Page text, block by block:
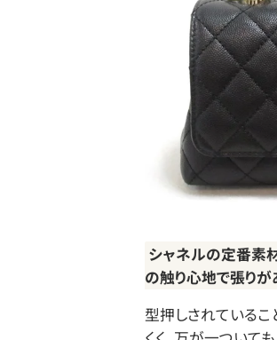
シャネルの定番素
の触り心地で張り
型押しされているこ